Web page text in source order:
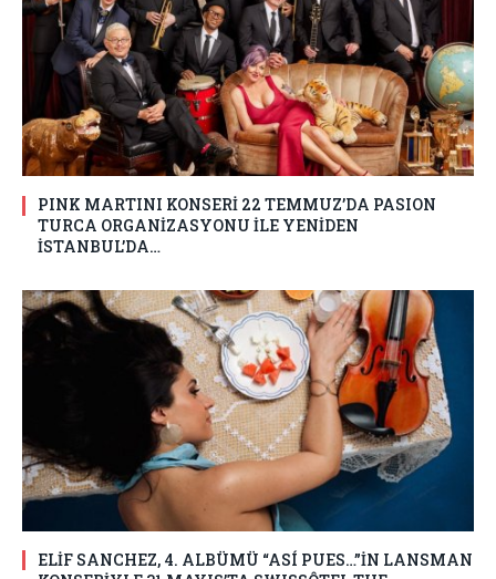
PINK MARTINI KONSERİ 22 TEMMUZ’DA PASION
TURCA ORGANİZASYONU İLE YENİDEN
İSTANBUL’DA…
ELİF SANCHEZ, 4. ALBÜMÜ “ASÍ PUES…”İN LANSMAN